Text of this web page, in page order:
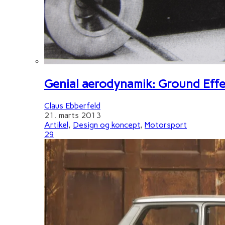
Genial aerodynamik: Ground
Claus Ebberfeld
21. marts 2013
Artikel, Design og koncept, Motorsport
29